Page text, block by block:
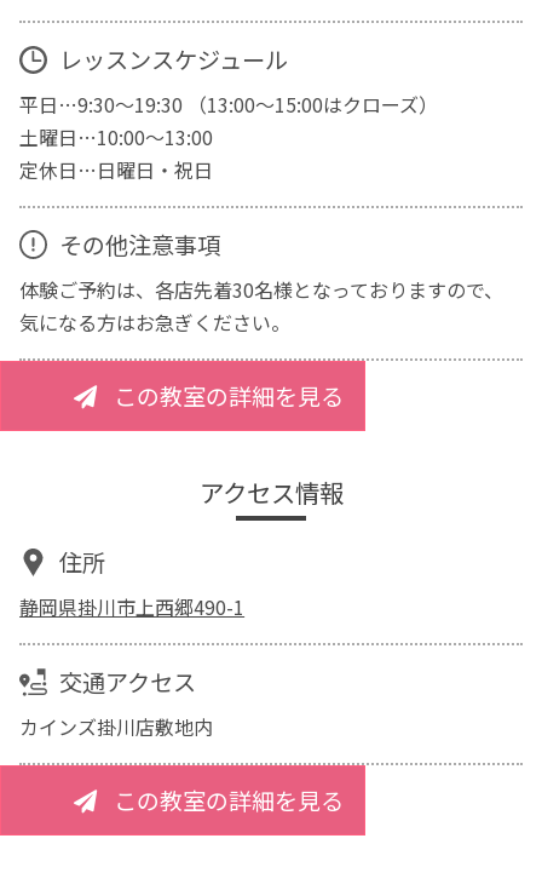
レッスンスケジュール
平日…9:30～19:30 （13:00～15:00はクローズ）
土曜日…10:00～13:00
定休日…日曜日・祝日
その他注意事項
体験ご予約は、各店先着30名様となっておりますので、
気になる方はお急ぎください。
この教室の詳細を見る
アクセス情報
住所
静岡県掛川市上西郷490-1
交通アクセス
カインズ掛川店敷地内
この教室の詳細を見る